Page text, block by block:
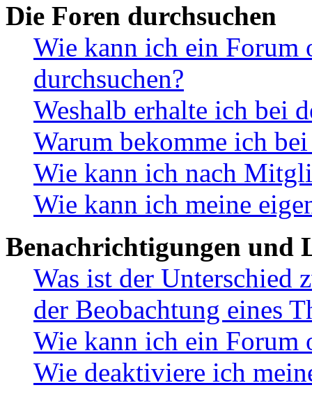
Die Foren durchsuchen
Wie kann ich ein Forum
durchsuchen?
Weshalb erhalte ich bei
Warum bekomme ich
Wie kann ich nach
Wie kann ich meine
Benachrichtigungen und
Was ist der Unterschied
der Beobachtung eines
Wie kann ich ein Forum
Wie deaktiviere ich